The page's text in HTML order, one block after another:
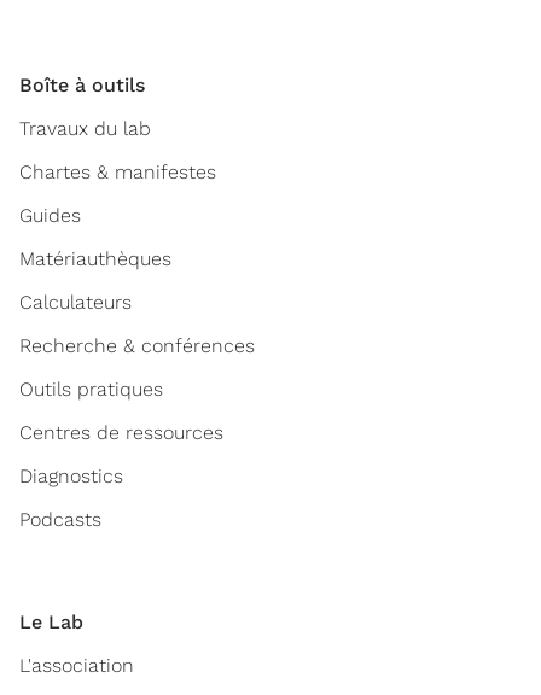
Boîte à outils
Travaux du lab
Chartes & manifestes
Guides
Matériauthèques
Calculateurs
Recherche & conférences
Outils pratiques
Centres de ressources
Diagnostics
Podcasts
Le Lab
L'association